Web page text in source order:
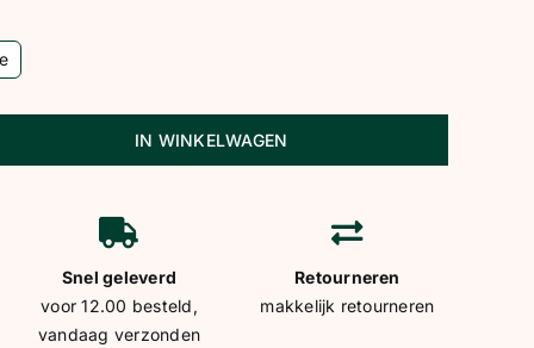
IN WINKELWAGEN
Snel geleverd
voor 12.00 besteld,
vandaag verzonden
Retourneren
makkelijk retourneren